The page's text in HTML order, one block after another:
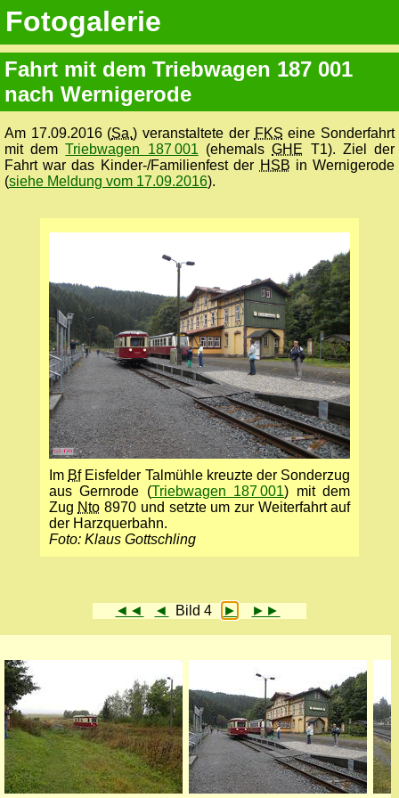
Fotogalerie
Fahrt mit dem Triebwagen 187 001
nach Wernigerode
Am 17.09.2016 (Sa.) veranstaltete der FKS eine Sonder­fahrt
mit demTriebwagen 187 001 (ehemalsGHE T1). Ziel der
Fahrt war das Kinder-/Familienfest der HSB in Werni­gerode
(siehe Meldung vom 17.09.2016).
Im BfEisfelder Talmühle kreuzte der Sonder­zug
aus Gern­rode (Triebwagen 187 001) mit dem
Zug Nto 8970 und setzte um zur Weiterfahrt auf
der Harz­quer­bahn.
Foto: Klaus Gottschling
◄◄ ◄ Bild 4 ► ►►